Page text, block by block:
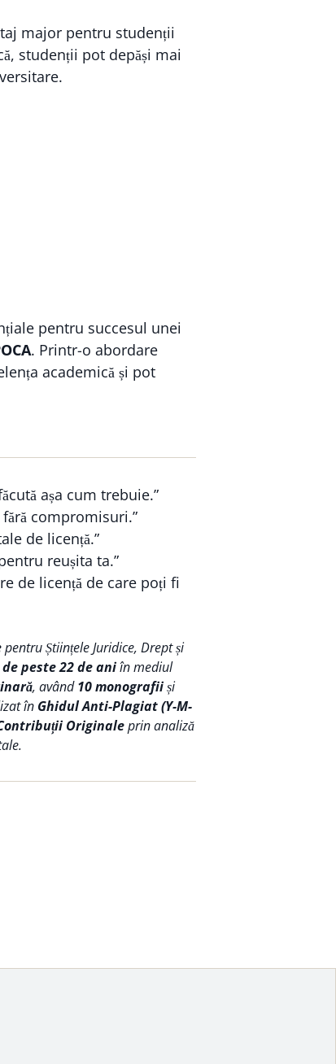
major pentru studenții
studenții pot depăși mai
pentru succesul unei
. Printr-o abordare
academică și pot
așa cum trebuie.”
compromisuri.”
de licență.”
reușita ta.”
de licență de care poți fi
pentru Științele Juridice, Drept și
peste 22 de aniîn mediul
, având10 monografiiși
în Ghidul Anti-Plagiat (Y-M-
Originaleprin analiză